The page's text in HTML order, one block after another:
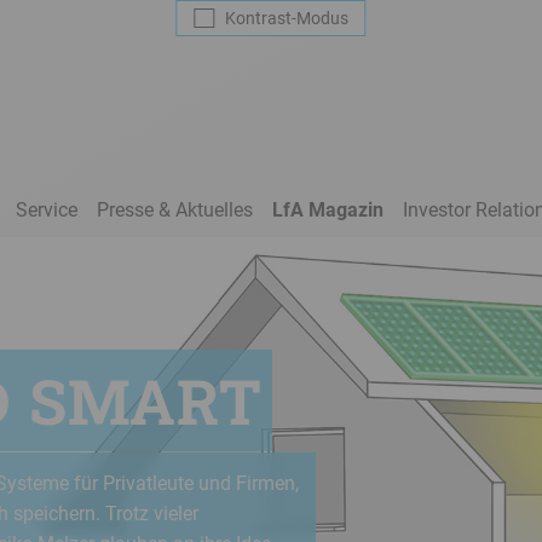
Kontrast-Modus
Service Presse & Aktuelles LfA Magazin Investor
SMART
für Privatleute und Firmen,
speichern. Trotz vieler